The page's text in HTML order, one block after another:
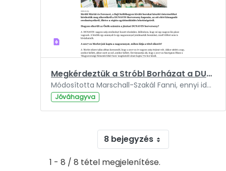
Megkérdeztük a Stróbl Borházat a DUNAVIN sikereiről.pdf
Módosította Marschall-Szakál Fanni, ennyi ideje: 3 év.
Jóváhagyva
8 bejegyzés
1 - 8 / 8 tétel megjelenítése.